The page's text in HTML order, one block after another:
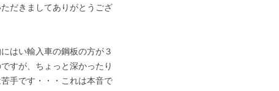
だきましてありがとうござ
はい輸入車の鋼板の方が３
すが、ちょっと深かったり
手です・・・これは本音で